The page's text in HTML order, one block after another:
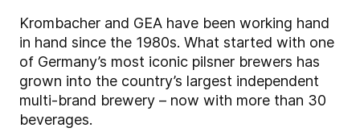
Krombacher and GEA have been working hand
in hand since the 1980s. What started with one
of Germany’s most iconic pilsner brewers has
grown into the country’s largest independent
multi-brand brewery – now with more than 30
beverages.